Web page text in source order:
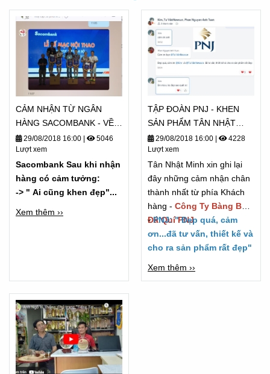
CẢM NHẬN TỪ NGÂN
HÀNG SACOMBANK - VỀ
TÂN NHẬT MINH
29/08/2018 16:00 |
5046
Lượt xem
Sacombank Sau khi nhận
hàng có cảm tưởng:
-> " Ai cũng khen đẹp"...
Xem thêm ››
TẬP ĐOÀN PNJ - KHEN
SẢN PHẨM TÂN NHẬT
MINH "ĐẸP QUÁ"
29/08/2018 16:00 |
4228
Lượt xem
Tân Nhật Minh xin ghi lại
đây những cảm nhận chân
thành nhất từ phía Khách
hàng - Công Ty Bàng Bạc
Đá Quí PNJ
-PNJ: " Đẹp quá, cảm
ơn...đã tư vấn, thiết kế và
cho ra sản phẩm rất đẹp"
Xem thêm ››